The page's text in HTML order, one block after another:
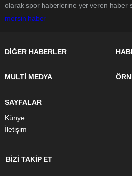
olarak spor haberlerine yer veren haber
mersin haber
DİĞER HABERLER
MULTİ MEDYA
SAYFALAR
Künye
İletişim
BİZİ TAKİP ET